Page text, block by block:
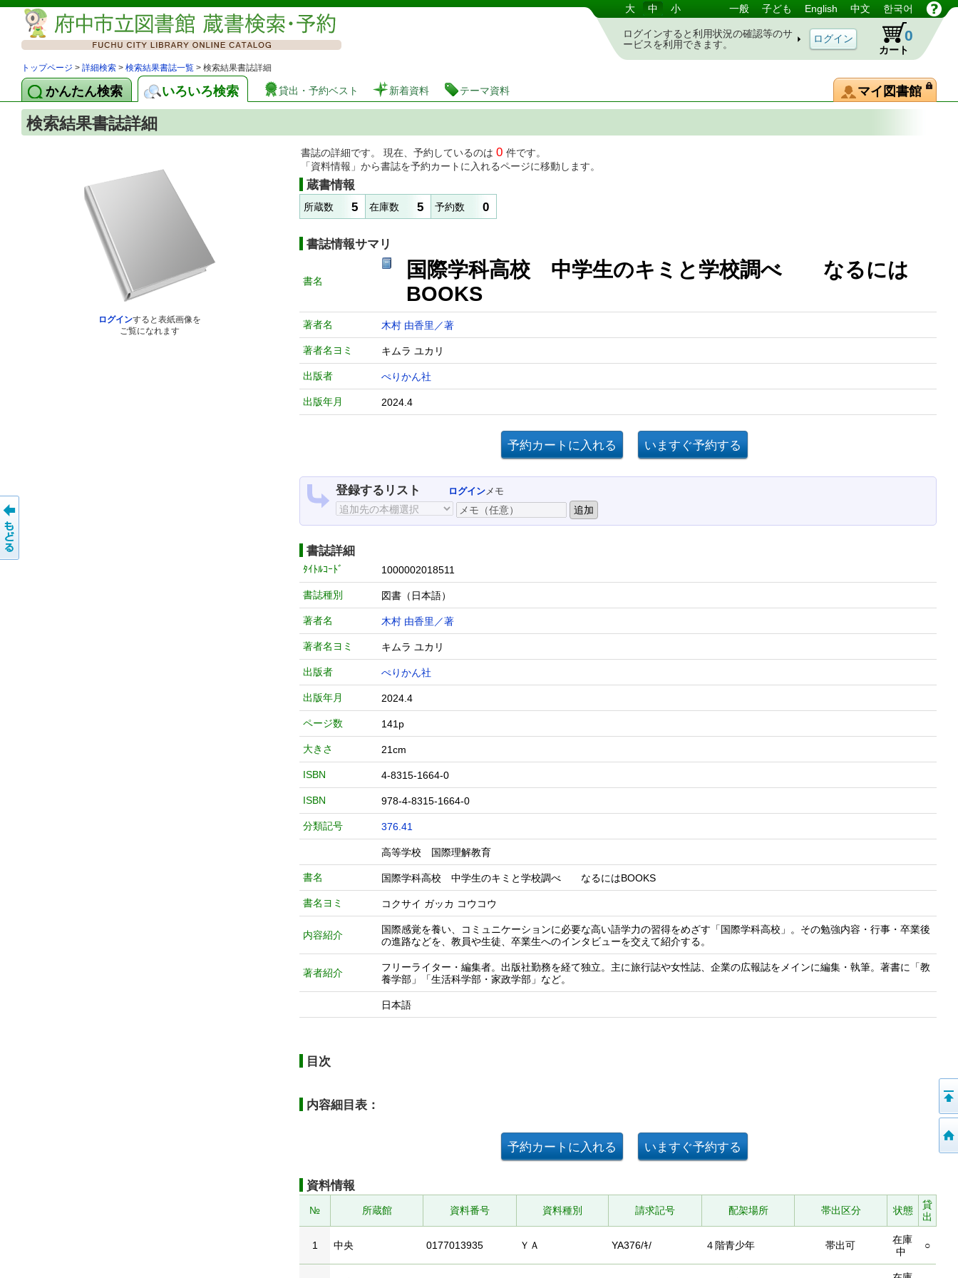
図書館 蔵書検索・予約システム 大 中 小 一般 子ども English 中文 한국어
ログインすると利用状況の確認等のサ
ービスを利用できます。
カート
0
トップページ > 詳細検索 > 検索結果書誌一覧 > 検索結果書誌詳細
かんたん検索 いろいろ検索 貸出・予約ベスト 新着資料 テーマ資料 マイ図書館
検索結果書誌詳細
ログインすると表紙画像を
ご覧になれます
書誌の詳細です。 現在、予約しているのは 0 件です。
「資料情報」から書誌を予約カートに入れるページに移動します。
蔵書情報
所蔵数 5 在庫数 5 予約数 0
書誌情報サマリ
書名
国際学科高校 中学生のキミと学校調べ なるには
BOOKS
著者名 木村 由香里／著
著者名ヨミ キムラ ユカリ
出版者 ぺりかん社
出版年月 2024.4
登録するリスト ログインメモ
書誌詳細
ﾀｲﾄﾙｺｰﾄﾞ 1000002018511
書誌種別 図書（日本語）
著者名 木村 由香里／著
著者名ヨミ キムラ ユカリ
出版者 ぺりかん社
出版年月 2024.4
ページ数 141p
大きさ 21cm
ISBN 4-8315-1664-0
ISBN 978-4-8315-1664-0
分類記号 376.41
高等学校 国際理解教育
書名 国際学科高校 中学生のキミと学校調べ なるにはBOOKS
書名ヨミ コクサイ ガッカ コウコウ
内容紹介
国際感覚を養い、コミュニケーションに必要な高い語学力の習得をめざす「国際学科高校」。その勉強内容・行事・卒業後
の進路などを、教員や生徒、卒業生へのインタビューを交えて紹介する。
著者紹介
フリーライター・編集者。出版社勤務を経て独立。主に旅行誌や女性誌、企業の広報誌をメインに編集・執筆。著書に「教
養学部」「生活科学部・家政学部」など。
日本語
目次
内容細目表：
資料情報
№ 所蔵館 資料番号 資料種別 請求記号 配架場所 帯出区分 状態
貸
出
1 中央 0177013935 ＹＡ YA376/ｷ/ ４階青少年 帯出可
在庫
中
○